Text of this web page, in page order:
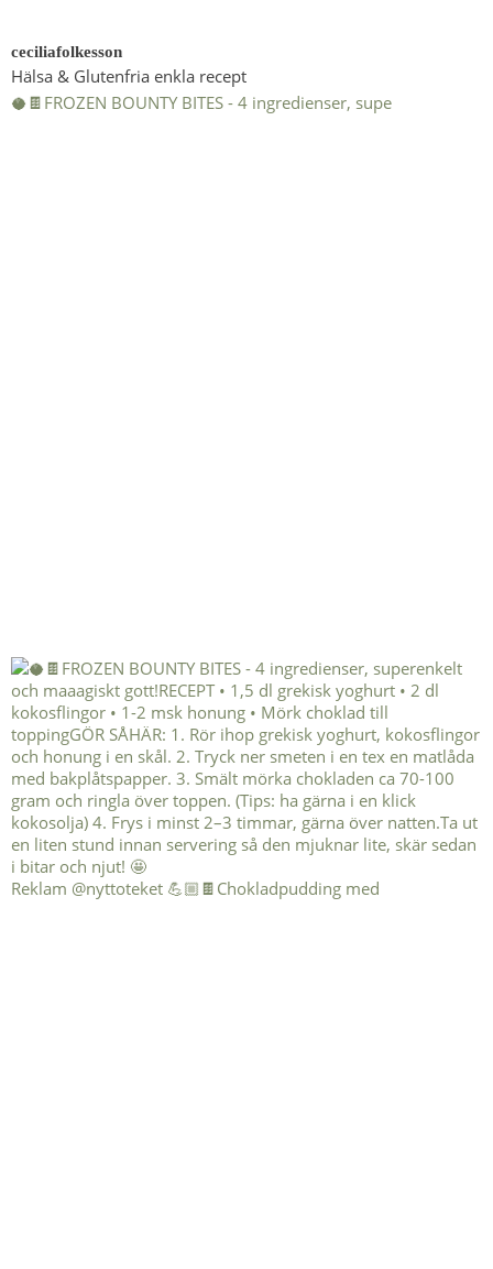
ceciliafolkesson
Hälsa & Glutenfria enkla recept
🥥🍫FROZEN BOUNTY BITES - 4 ingredienser, supe
Reklam @nyttoteket 💪🏼🍫Chokladpudding med